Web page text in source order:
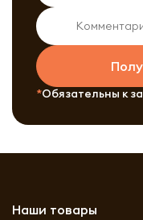
Обязательны к
Наши товары